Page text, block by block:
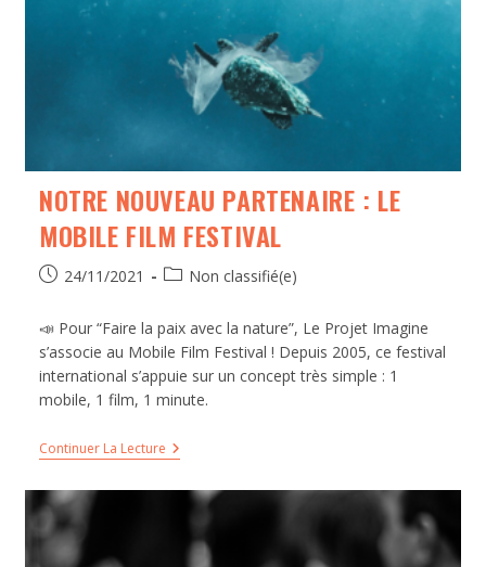
NOTRE NOUVEAU PARTENAIRE : LE
MOBILE FILM FESTIVAL
24/11/2021 Non classifié(e)
📣 Pour “Faire la paix avec la nature”, Le Projet Imagine
s’associe au Mobile Film Festival ! Depuis 2005, ce festival
international s’appuie sur un concept très simple : 1
mobile, 1 film, 1 minute.
Continuer La Lecture